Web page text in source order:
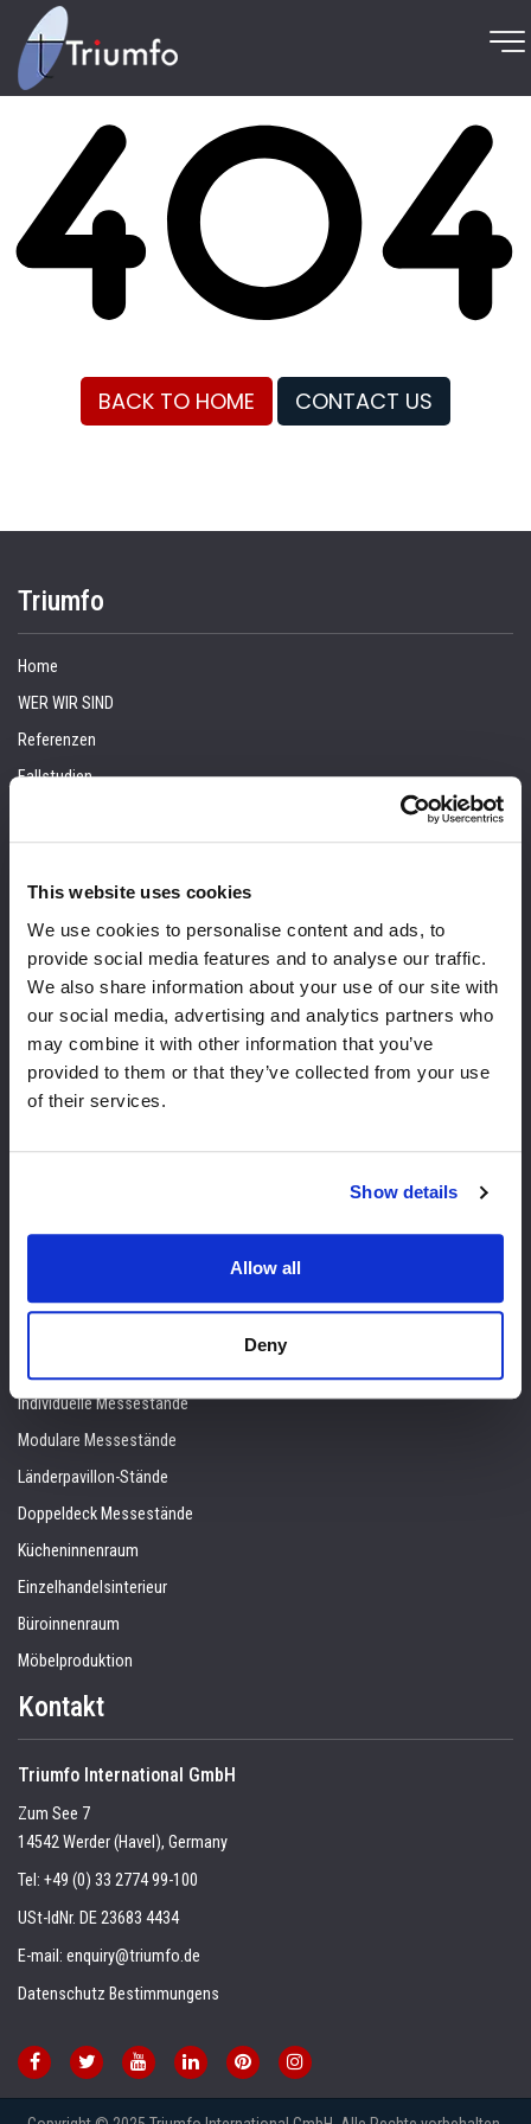
This website uses cookies
We use cookies to personalise content and ads, to
provide social media features and to analyse our traffic.
We also share information about your use of our site with
our social media, advertising and analytics partners who
may combine it with other information that you’ve
provided to them or that they’ve collected from your use
of their services.
Show details
Allow all
Deny
BACK TO HOME CONTACT US
Triumfo
Home
WER WIR SIND
Referenzen
Fallstudien
Blog
KONTAKT
Dienstleistungen
3D Messestand Design
Standbau Spezialisiert
Individuelle Messestände
Modulare Messestände
Länderpavillon-Stände
Doppeldeck Messestände
Kücheninnenraum
Einzelhandelsinterieur
Büroinnenraum
Möbelproduktion
Kontakt
Triumfo International GmbH
Zum See 7
14542 Werder (Havel), Germany
Tel: +49 (0) 33 2774 99-100
USt-IdNr. DE 23683 4434
E-mail: enquiry@triumfo.de
Datenschutz Bestimmungens